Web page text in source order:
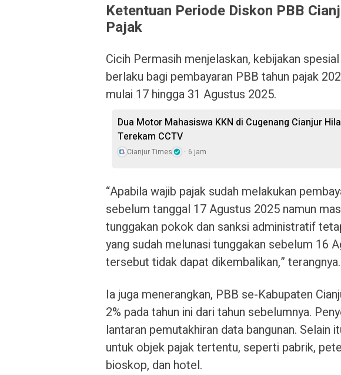
Ketentuan Periode Diskon PBB
Pajak
Cicih Permasih menjelaskan, kebijakan
berlaku bagi pembayaran PBB tahun pajak
mulai 17 hingga 31 Agustus 2025.
Dua Motor Mahasiswa KKN di Cugenang Cianjur
Terekam CCTV
Cianjur Times 6 jam
“Apabila wajib pajak sudah melakukan
sebelum tanggal 17 Agustus 2025 namun
tunggakan pokok dan sanksi administratif
yang sudah melunasi tunggakan sebelum 16
tersebut tidak dapat dikembalikan,” terangnya.
Ia juga menerangkan, PBB se-Kabupaten
2% pada tahun ini dari tahun sebelumnya.
lantaran pemutakhiran data bangunan. Selain
untuk objek pajak tertentu, seperti pabrik,
bioskop, dan hotel.